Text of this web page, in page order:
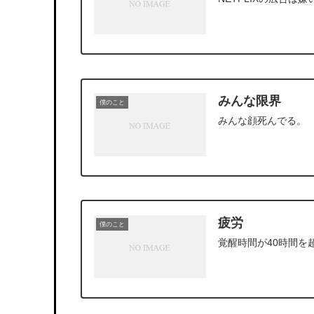
僕のこと みんな限界
みんな顔死んでる。
僕のこと 疲労
覚醒時間が40時間を